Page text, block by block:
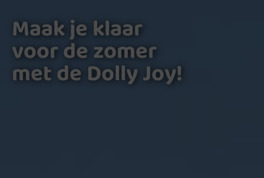
Maak je klaar
voor de zomer
met de Dolly Joy!